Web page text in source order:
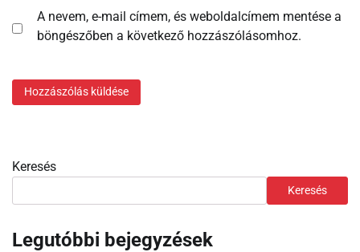
A nevem, e-mail címem, és weboldalcímem mentése a
böngészőben a következő hozzászólásomhoz.
Keresés
Keresés
Legutóbbi bejegyzések